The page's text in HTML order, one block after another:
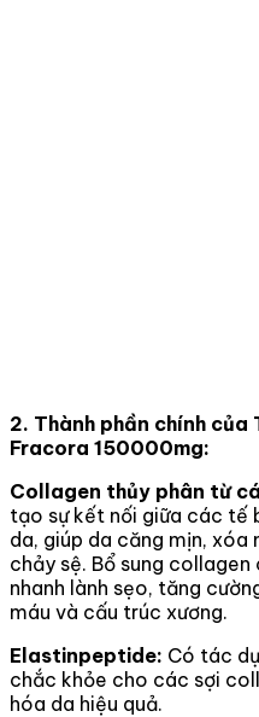
2. Thành phần chính của
Fracora 150000mg:
Collagen thủy phân từ
tạo sự kết nối giữa các tế
da, giúp da căng mịn, xóa
chảy sệ. Bổ sung
nhanh lành sẹo, tăng
máu và cấu trúc xương.
Elastinpeptide: Có tác
chắc khỏe cho các sợi
hóa da hiệu quả.